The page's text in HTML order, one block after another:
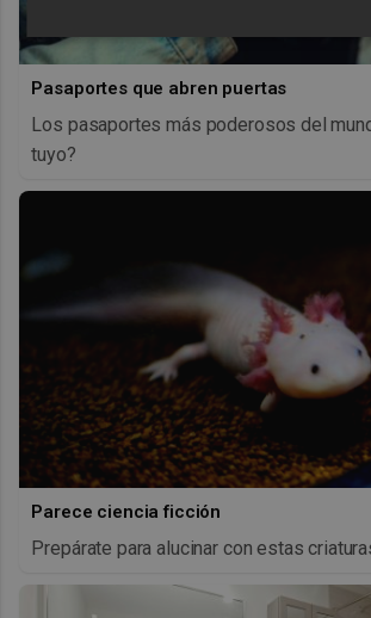
Pasaportes que abren puertas
Los pasaportes más poderosos del
tuyo?
Parece ciencia ficción
Prepárate para alucinar con estas